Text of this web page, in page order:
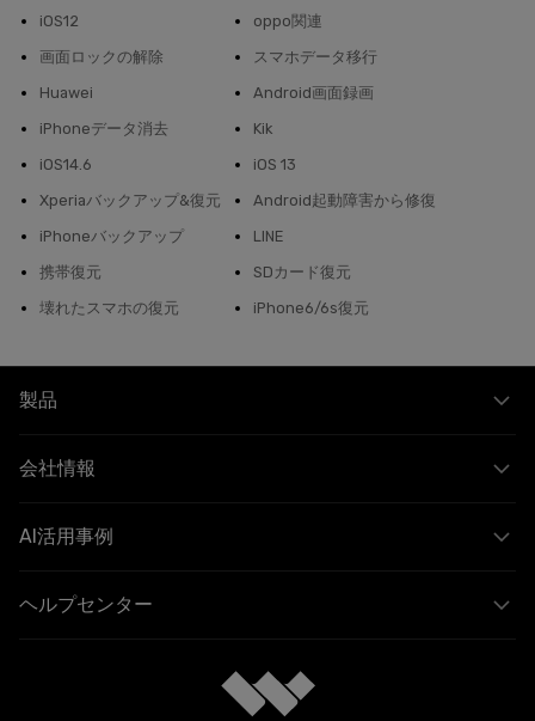
iOS12
oppo関連
画面ロックの解除
スマホデータ移行
Huawei
Android画面録画
iPhoneデータ消去
Kik
iOS14.6
iOS 13
Xperiaバックアップ&復元
Android起動障害から修復
iPhoneバックアップ
LINE
携帯復元
SDカード復元
壊れたスマホの復元
iPhone6/6s復元
製品
会社情報
AI活用事例
ヘルプセンター